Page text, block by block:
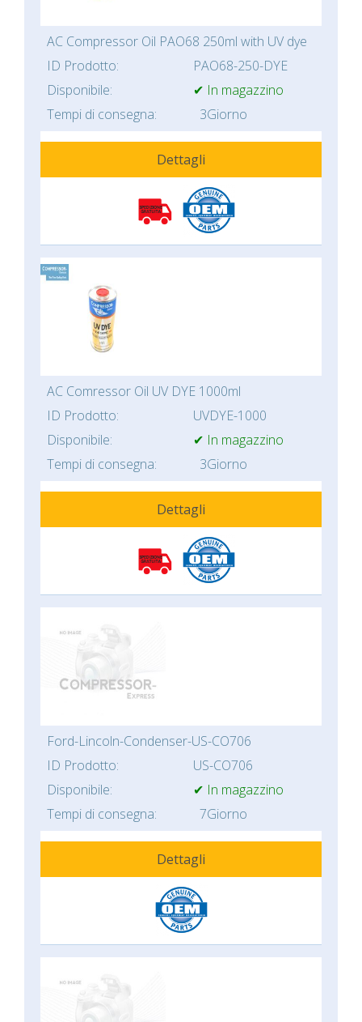
AC Compressor Oil PAO68 250ml with UV dye
ID Prodotto:
PAO68-250-DYE
Disponibile:
✔ In magazzino
Tempi di consegna:
3Giorno
Dettagli
AC Comressor Oil UV DYE 1000ml
ID Prodotto:
UVDYE-1000
Disponibile:
✔ In magazzino
Tempi di consegna:
3Giorno
Dettagli
Ford-Lincoln-Condenser-US-CO706
ID Prodotto:
US-CO706
Disponibile:
✔ In magazzino
Tempi di consegna:
7Giorno
Dettagli